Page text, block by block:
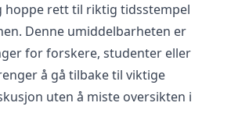
hoppe rett til riktig tidsstempel
Denne umiddelbarheten er
for forskere, studenter eller
å gå tilbake til viktige
uten å miste oversikten i